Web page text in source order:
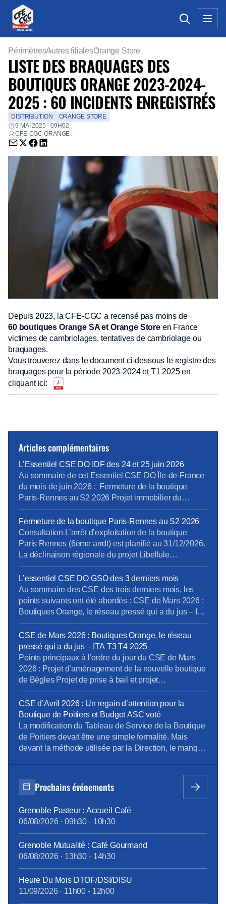
PérimètresAutres filialesOrange Store
LISTE DES BRAQUAGES DES
BOUTIQUES ORANGE 2023-2024-
2025 : 60 INCIDENTS ENREGISTRÉS
DISTRIBUTION
ORANGE STORE
9 MAI 2025 - 09H02
CFE-CGC ORANGE
Envoyer par email (nouvelle fenêtre)
Partager sur Twitter (nouvelle fenêtre)
Partager sur Facebook (nouvelle fenêtre)
Partager sur LinkedIn (nouvelle fenêtre)
Depuis 2023, la CFE-CGC a recensé pas moins de
60 boutiques Orange SA et Orange Storeen France
victimes de cambriolages, tentatives de cambriolage ou
braquages.
Vous trouverez dans le document ci-dessous le registre des
braquages pour la période 2023-2024 et T1 2025 en
cliquant ici:
Articles complémentaires
L’Essentiel CSE DO IDF des 24 et 25 juin 2026
Au sommaire de cet Essentiel CSE DO Île-de-France
du mois de juin 2026 : Fermeture de la boutique
Paris-Rennes au S2 2026 Projet immobilier du
Campus Marseille : Projet Mistral Hygiène, Sécurité et
Conditions de Travail : rapport 2025 pour la DO IDF
Rapport d’activité DO IDF des T3 et T4 2025 Cliquer
ICI pour télécharger […]
Fermeture de la boutique Paris-Rennes au S2 2026
Consultation L’arrêt d’exploitation de la boutique
Paris Rennes (6ème arrdt) est planifié au 31/12/2026.
La déclinaison régionale du projet Libellule
s’achèvera donc avec cette dernière fermeture. Pour
rappel, le projet Libellule consiste en l’arrêt
d’exploitation (avec une reprise de bail envisagée par
Orange Store, anciennement la Générale de
Téléphone) ou la fermeture au niveau national […]
L’essentiel CSE DO GSO des 3 derniers mois
Au sommaire des CSE des trois derniers mois, les
points suivants ont été abordés : CSE de Mars 2026 :
Boutiques Orange, le réseau pressé qui a du jus – ITA
T3 T4 2025 CSE Extra d’Avril 2025 (rappel) : La
médecine du Travail au chevet des salariés bien
patients de la DO GSO CSE d’Avril […]
CSE de Mars 2026 : Boutiques Orange, le réseau
pressé qui a du jus – ITA T3 T4 2025
Points principaux à l’ordre du jour du CSE de Mars
2026 : Projet d’aménagement de la nouvelle boutique
de Bègles Projet de prise à bail et projet
d’aménagement d’un local commercial dans la
galerie commerciale Beaulieu à Poitiers Le projet
d’ouvertures exceptionnelles des boutiques de l’AD
OC et de l’AD SO les dimanches en 2026 et […]
CSE d’Avril 2026 : Un regain d’attention pour la
Boutique de Poitiers et Budget ASC voté
La modification du Tableau de Service de la Boutique
de Poitiers devait être une simple formalité. Mais
devant la méthode utilisée par la Direction, le manque
analyser les impacts du projet, évaluer les risques et
formuler des préconisations, au bénéfice des salariés
Prochains événements
Grenoble Pasteur : Accueil Café
06/08/2026· 09h30 - 10h30
Grenoble Mutualité : Café Gourmand
06/08/2026· 13h30 - 14h30
Heure Du Mois DTOF/DSI/DISU
11/09/2026· 11h00 - 12h00